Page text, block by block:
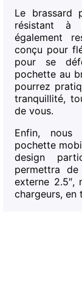
Le brassard
résistant à
également
conçu pour
pour se
pochette au
pourrez
tranquillité,
de vous.
Enfin, nous
pochette
design
permettra
externe 2.5″,
chargeurs, en